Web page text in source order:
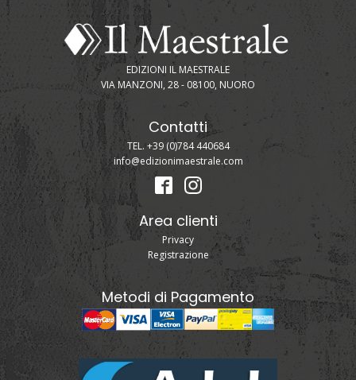
EDIZIONI IL MAESTRALE
VIA MANZONI, 28 - 08100, NUORO
Contatti
TEL. +39 (0)784 440684
info@edizionimaestrale.com
Area clienti
Privacy
Registrazione
Metodi di Pagamento